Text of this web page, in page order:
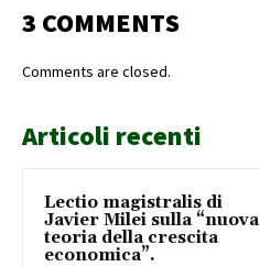
3 COMMENTS
Comments are closed.
Articoli recenti
Lectio magistralis di
Javier Milei sulla “nuova
teoria della crescita
economica”.